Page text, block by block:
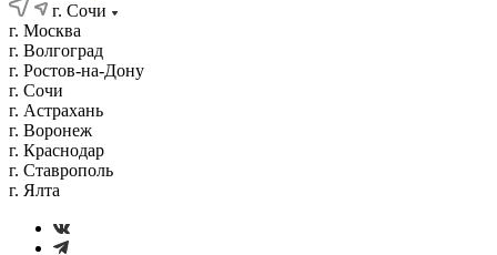
г. Сочи
г. Москва
г. Волгоград
г. Ростов-на-Дону
г. Сочи
г. Астрахань
г. Воронеж
г. Краснодар
г. Ставрополь
г. Ялта